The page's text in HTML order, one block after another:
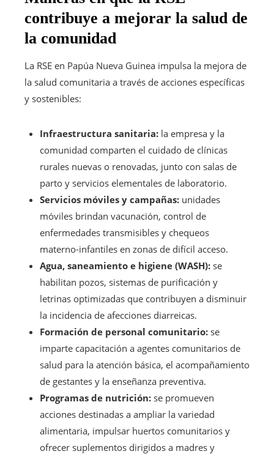
contribuye a mejorar la salud de
la comunidad
La RSE en Papúa Nueva Guinea impulsa la mejora de
la salud comunitaria a través de acciones específicas
y sostenibles:
Infraestructura sanitaria: la empresa y la
comunidad comparten el cuidado de clínicas
rurales nuevas o renovadas, junto con salas de
parto y servicios elementales de laboratorio.
Servicios móviles y campañas: unidades
móviles brindan vacunación, control de
enfermedades transmisibles y chequeos
materno-infantiles en zonas de difícil acceso.
Agua, saneamiento e higiene (WASH): se
habilitan pozos, sistemas de purificación y
letrinas optimizadas que contribuyen a disminuir
la incidencia de afecciones diarreicas.
Formación de personal comunitario: se
imparte capacitación a agentes comunitarios de
salud para la atención básica, el acompañamiento
de gestantes y la enseñanza preventiva.
Programas de nutrición: se promueven
acciones destinadas a ampliar la variedad
alimentaria, impulsar huertos comunitarios y
ofrecer suplementos dirigidos a madres y